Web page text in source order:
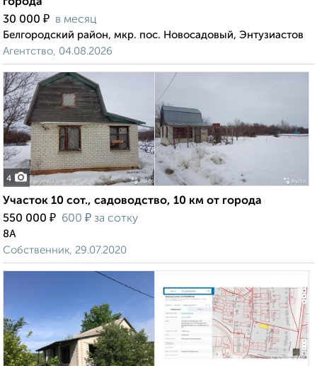
города
30 000 ₽ в месяц
Белгородский район, мкр. пос. Новосадовый, Энтузиастов
Агентство, 04.08.2026
4
Участок 10 сот., садоводство, 10 км от города
550 000 ₽ 600 ₽ за сотку
8А
Собственник, 29.07.2020